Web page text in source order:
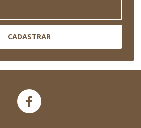
CADASTRAR